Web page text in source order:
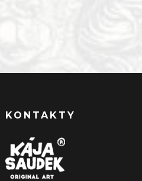
KONTAKTY